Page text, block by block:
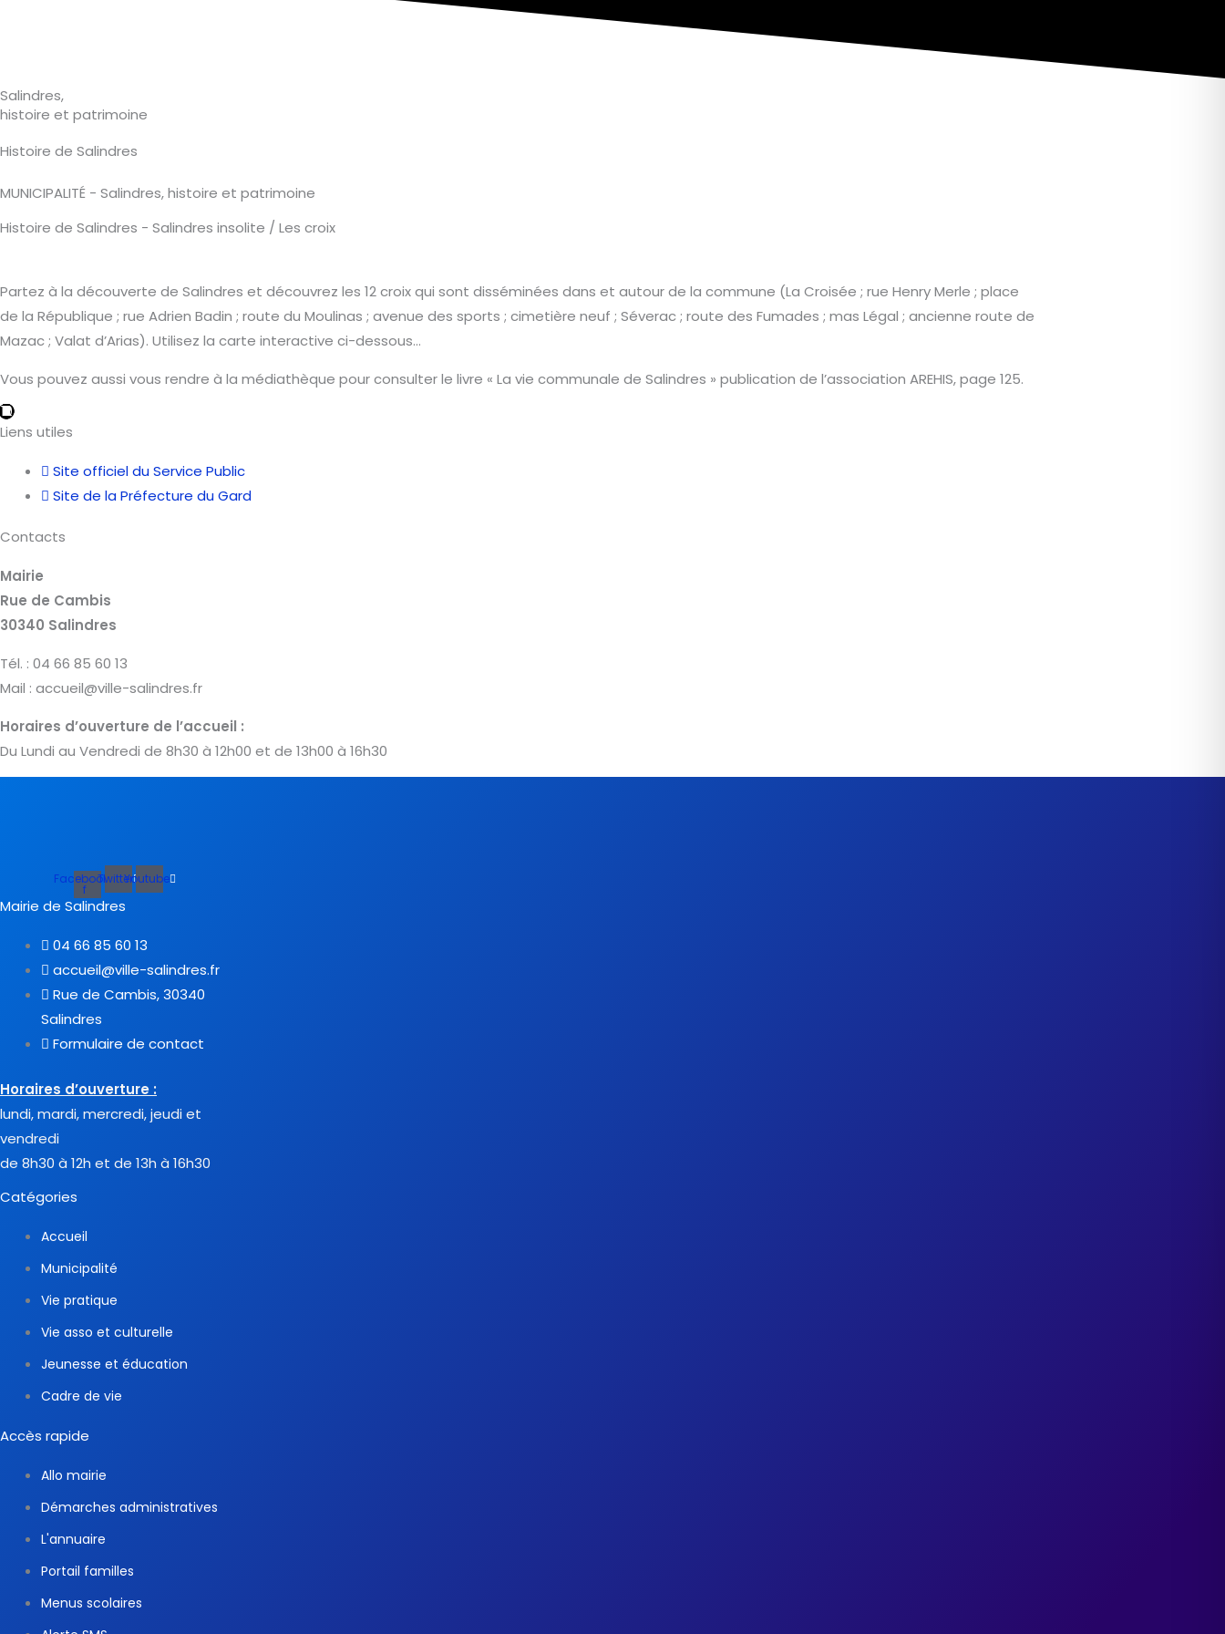
Salindres,
histoire et patrimoine
Histoire de Salindres
MUNICIPALITÉ - Salindres, histoire et patrimoine
Histoire de Salindres - Salindres insolite / Les croix
Partez à la découverte de Salindres et découvrez les 12 croix qui sont disséminées dans et autour de la commune (La Croisée ; rue Henry Merle ; place
de la République ; rue Adrien Badin ; route du Moulinas ; avenue des sports ; cimetière neuf ; Séverac ; route des Fumades ; mas Légal ; ancienne route de
Mazac ; Valat d’Arias). Utilisez la carte interactive ci-dessous…
Vous pouvez aussi vous rendre à la médiathèque pour consulter le livre « La vie communale de Salindres » publication de l’association AREHIS, page 125.
1
2
3
4
4
5
6
7
8
9
10
11
12
Liens utiles
Site officiel du Service Public
Site de la Préfecture du Gard
Contacts
Mairie
Rue de Cambis
30340 Salindres
Tél. : 04 66 85 60 13
Mail : accueil@ville-salindres.fr
Horaires d’ouverture de l’accueil :
Du Lundi au Vendredi de 8h30 à 12h00 et de 13h00 à 16h30
Facebook-
f
TwitterYoutube
Mairie de Salindres
04 66 85 60 13
accueil@ville-salindres.fr
Rue de Cambis, 30340
Salindres
Formulaire de contact
Horaires d’ouverture :
lundi, mardi, mercredi, jeudi et
vendredi
de 8h30 à 12h et de 13h à 16h30
Catégories
Accueil
Municipalité
Vie pratique
Vie asso et culturelle
Jeunesse et éducation
Cadre de vie
Accès rapide
Allo mairie
Démarches administratives
L'annuaire
Portail familles
Menus scolaires